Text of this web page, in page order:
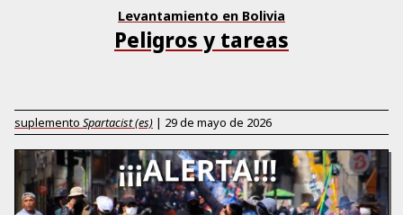
Levantamiento en Bolivia
Peligros y tareas
suplemento Spartacist (es) | 29 de mayo de 2026